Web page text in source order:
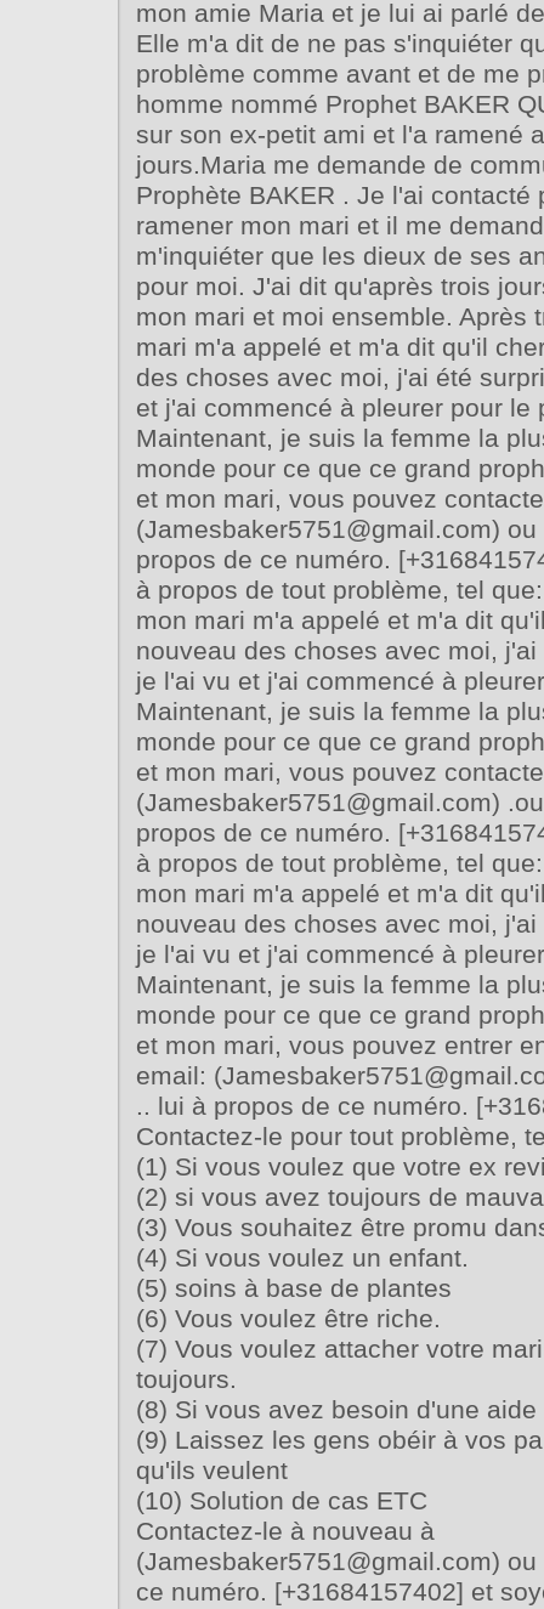
mon amie Maria et je lui ai parlé
Elle m'a dit de ne pas s'inquiéter
problème comme avant et de me
homme nommé Prophet BAKER
sur son ex-petit ami et l'a ramené
jours.Maria me demande de
Prophète BAKER . Je l'ai contacté
ramener mon mari et il me
m'inquiéter que les dieux de ses
pour moi. J'ai dit qu'après trois
mon mari et moi ensemble. Après
mari m'a appelé et m'a dit qu'il
des choses avec moi, j'ai été
et j'ai commencé à pleurer pour le
Maintenant, je suis la femme la
monde pour ce que ce grand
et mon mari, vous pouvez
(Jamesbaker5751@gmail.com)
propos de ce numéro.
à propos de tout problème, tel
mon mari m'a appelé et m'a dit
nouveau des choses avec moi,
je l'ai vu et j'ai commencé à
Maintenant, je suis la femme la
monde pour ce que ce grand
et mon mari, vous pouvez
(Jamesbaker5751@gmail.com)
propos de ce numéro.
à propos de tout problème, tel
mon mari m'a appelé et m'a dit
nouveau des choses avec moi,
je l'ai vu et j'ai commencé à
Maintenant, je suis la femme la
monde pour ce que ce grand
et mon mari, vous pouvez entrer
email:
.. lui à propos de ce numéro.
Contactez-le pour tout problème,
(1) Si vous voulez que votre ex
(2) si vous avez toujours de
(3) Vous souhaitez être promu
(4) Si vous voulez un enfant.
(5) soins à base de plantes
(6) Vous voulez être riche.
(7) Vous voulez attacher votre
toujours.
(8) Si vous avez besoin d'une
(9) Laissez les gens obéir à vos
qu'ils veulent
(10) Solution de cas ETC
Contactez-le à nouveau à
(Jamesbaker5751@gmail.com)
ce numéro. [+31684157402] et